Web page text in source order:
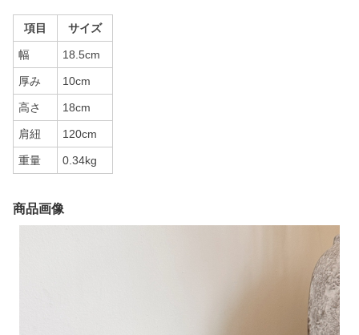
項目 サイズ
幅 18.5cm
厚み 10cm
高さ 18cm
肩紐 120cm
重量 0.34kg
商品画像